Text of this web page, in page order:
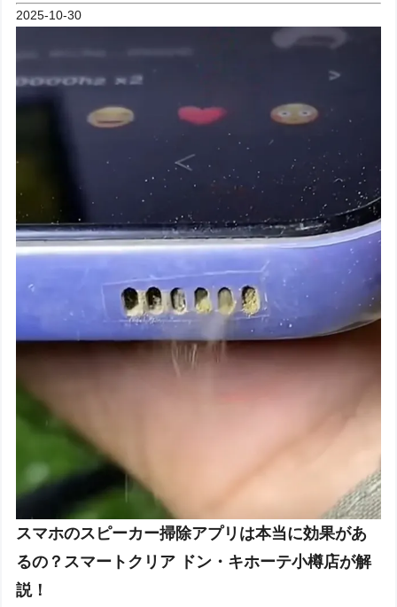
2025-10-30
スマホのスピーカー掃除アプリは本当に効果があ
るの？スマートクリア ドン・キホーテ小樽店が解
説！